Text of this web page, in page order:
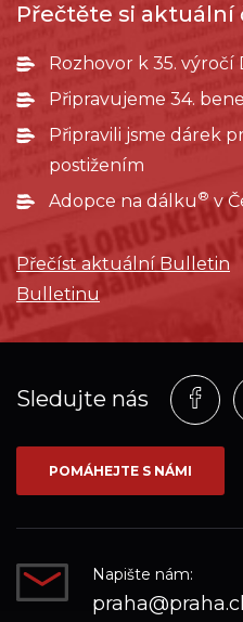
Přečtěte si aktuální
Rozhovor k 35. výročí
Připravujeme 34.
Připravili jsme dárek
postižením
Adopce na dálku ®v
Přečíst aktuální Bulletin
Bulletinu
Sledujte nás
na
POMÁHEJTE S NÁMI
Napište nám: